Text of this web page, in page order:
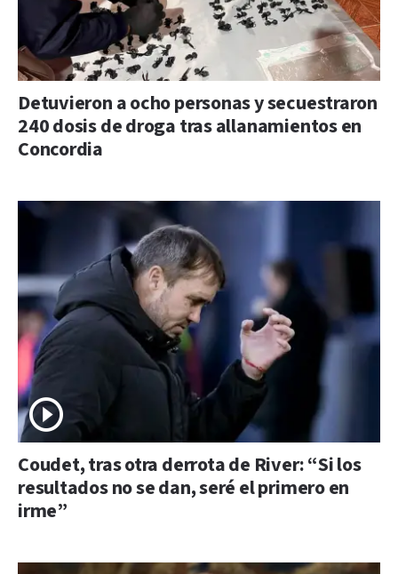
Detuvieron a ocho personas y secuestraron
240 dosis de droga tras allanamientos en
Concordia
Coudet, tras otra derrota de River: “Si los
resultados no se dan, seré el primero en
irme”